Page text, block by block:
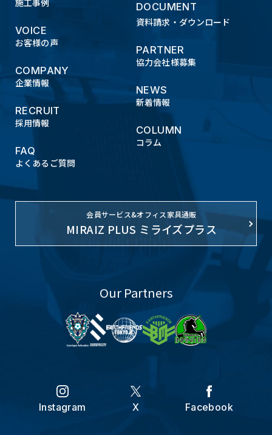
VOICE
お客様の声
COMPANY
企業情報
RECRUIT
採用情報
FAQ
よくあるご質問
DOCUMENT
資料請求・ダウンロード
PARTNER
協力会社様募集
NEWS
新着情報
COLUMN
コラム
会員サービス&オフィス家具通販
MIRAIZ PLUS ミライズプラス
Our Partners
Instagram X Facebook